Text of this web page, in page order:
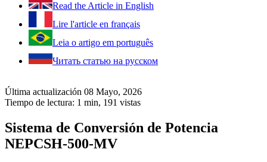
Read the Article in English
Lire l'article en français
Leia o artigo em português
Читать статью на русском
Última actualización 08 Mayo, 2026
Tiempo de lectura: 1 min, 191 vistas
Sistema de Conversión de Potencia
NEPCSH-500-MV